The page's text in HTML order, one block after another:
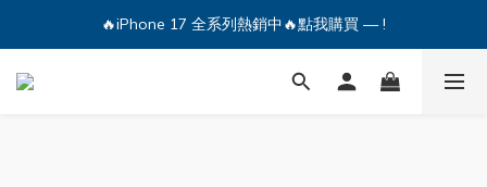
🔥iPhone 17 全系列熱銷中🔥點我購買 — !
🔥iPhone 17 全系列熱銷中🔥點我購買 — !
💕加入Q哥 Line 新好友領優惠券！🎫